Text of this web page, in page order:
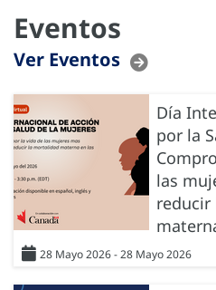
Eventos
Ver Eventos
Día
por la
las
28 Mayo 2026 - 28 Mayo 2026